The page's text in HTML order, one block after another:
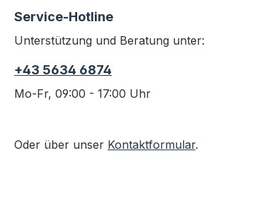
Service-Hotline
Unterstützung und Beratung unter:
+43 5634 6874
Mo-Fr, 09:00 - 17:00 Uhr
Oder über unser Kontaktformular.